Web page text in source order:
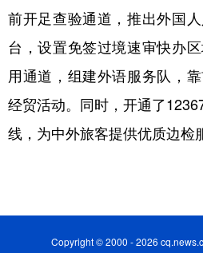
前开足查验通道，推出外国
台，设置免签过境速审快办
用通道，组建外语服务队，
经贸活动。同时，开通了
线，为中外旅客提供优质边检
Copyright © 2000 - 2026